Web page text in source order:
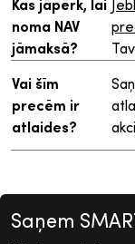
Kas jāpērk, lai
noma NAV
jāmaksā?
Vai šīm
precēm ir
atlaides?
Saņem